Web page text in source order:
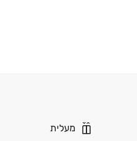
מעלית